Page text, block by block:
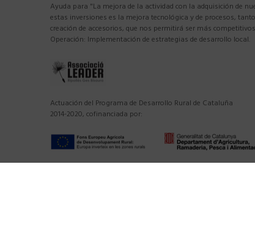
Ayuda para "La mejora de la actividad con la adquisición de
estas inversiones es la mejora tecnológica y de procesos,
creación de accesorios, que nos permitirá ser más competitivos.
Operación: Implementación de estrategias de desarrollo local.
Actuación del Programa de Desarrollo Rural de Cataluña
2014-2020, cofinanciada por: